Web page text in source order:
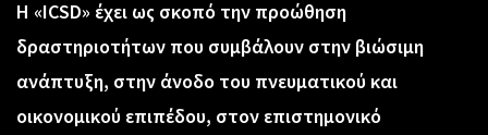
Η «ICSD» έχει ως σκοπό την προώθηση
δραστηριοτήτων που συμβάλουν στην βιώσιμη
ανάπτυξη, στην άνοδο του πνευματικού και
οικονομικού επιπέδου, στον επιστημονικό